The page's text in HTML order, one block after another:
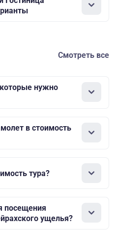
Смотреть все
нужно
в стоимость
тура?
посещения
ущелья?